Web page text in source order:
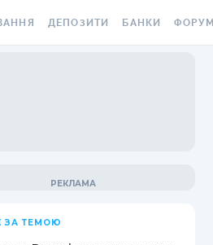
ВІНЬЄТКА
ДЕПОЗИТИ
ПИТАННЯ ТА ВІДПОВІДІ
БАНКИ ФОРУМ
ЗА ТЕМОЮ